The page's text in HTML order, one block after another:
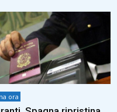
ora